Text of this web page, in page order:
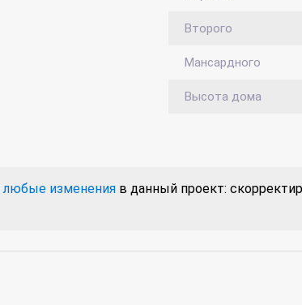
Второго
Мансардного
Высота дома
любые изменения в данный проект: